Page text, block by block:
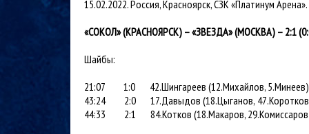
15.02.2022. Россия, Красноярск, СЗК «Платинум Арена».
«СОКОЛ» (КРАСНОЯРСК) – «ЗВЕЗДА» (МОСКВА) – 2:1
Шайбы:
21:07
1:0 42.Шингареев (12.Михайлов,
43:24
2:0 17.Давыдов (18.Цыганов, 47.
44:33
2:1 84.Котков (18.Макаров,